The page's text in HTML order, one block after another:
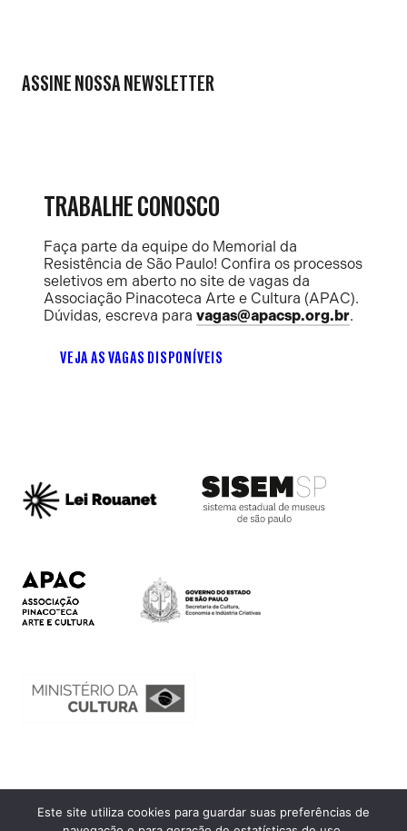
ASSINE NOSSA NEWSLETTER
TRABALHE CONOSCO
Faça parte da equipe do Memorial da
Resistência de São Paulo! Confira os processos
seletivos em aberto no site de vagas da
Associação Pinacoteca Arte e Cultura (APAC).
Dúvidas, escreva para vagas@apacsp.org.br.
VEJA AS VAGAS DISPONÍVEIS
Ouvidoria
Este site utiliza cookies para guardar suas preferências de